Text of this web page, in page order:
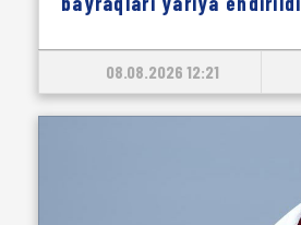
08.08.2026 12:21